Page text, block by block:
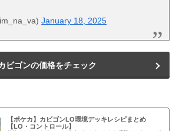
January 18, 2025
ビゴンの価格をチェック
【ポケカ】カビゴンLO環境デッキレシピまとめ
【LO・コントロール】